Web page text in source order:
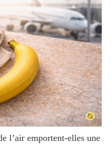
l’air emportent-elles une